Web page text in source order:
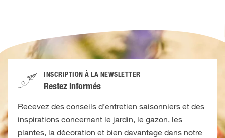
INSCRIPTION À LA NEWSLETTER
Restez informés
Recevez des conseils d’entretien saisonniers et des
inspirations concernant le jardin, le gazon, les
plantes, la décoration et bien davantage dans notre